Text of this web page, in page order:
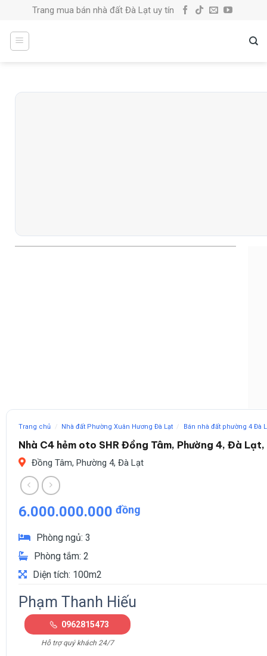
content
Trang mua bán nhà đất Đà Lạt uy tín
Trang chủ / Nhà đất Phường Xuân Hương Đà Lạt / Bán nhà đất phường 4 Đà
Nhà C4 hẻm oto SHR Đồng Tâm, Phường 4, Đà
Đồng Tâm, Phường 4, Đà Lạt
6.000.000.000 đồng
Phòng ngủ: 3
Phòng tắm: 2
Diện tích: 100m2
Phạm Thanh Hiếu
0962815473
Hỗ trợ quý khách 24/7